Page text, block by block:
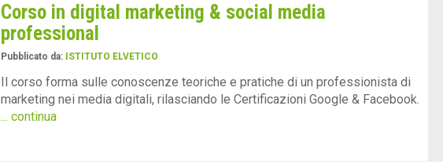
Corso in digital marketing & social media
professional
Pubblicato da: ISTITUTO ELVETICO
Il corso forma sulle conoscenze teoriche e pratiche di un professionista di
marketing nei media digitali, rilasciando le Certificazioni Google & Facebook.
... continua